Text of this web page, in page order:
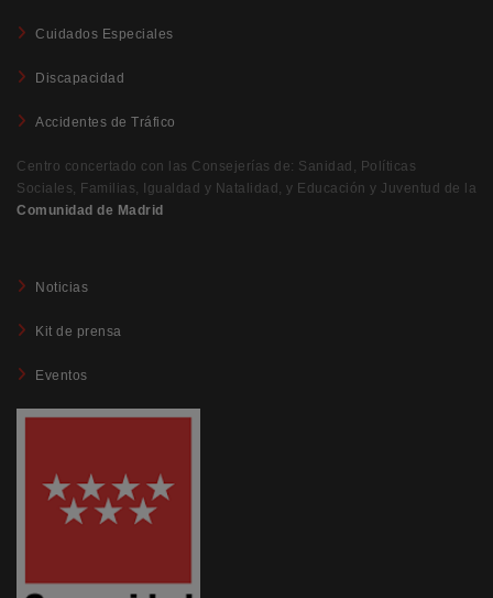
Cuidados Especiales
Discapacidad
Accidentes de Tráfico
Centro concertado con las Consejerías de: Sanidad, Políticas
Sociales, Familias, Igualdad y Natalidad, y Educación y Juventud de la
Comunidad de Madrid
Noticias
Kit de prensa
Eventos